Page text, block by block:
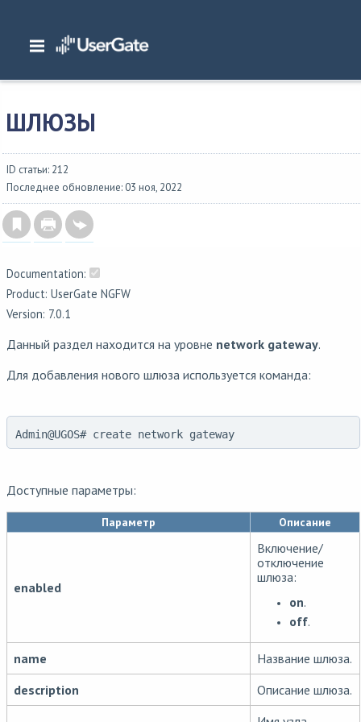
Главная/ Документация/NGFW
Интерфейс командной строки (CLI)
ШЛЮЗЫ
ID статьи: 212
Последнее обновление: 03 ноя, 2022
Documentation:
Product: UserGate NGFW
Version: 7.0.1
Данный раздел находится на уровне network gateway.
Для добавления нового шлюза используется команда:
Admin@UGOS# create network gateway
Доступные параметры:
Параметр Описание
enabled
Включение/
отключение
шлюза:
on.
off.
name
Название шлюза.
description
Описание шлюза.